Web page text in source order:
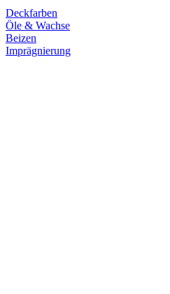
Deckfarben
Öle & Wachse
Beizen
Imprägnierung